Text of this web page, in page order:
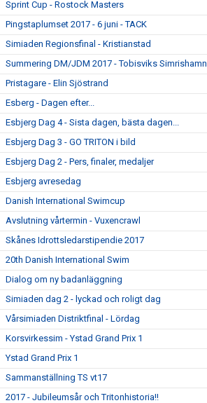
Sprint Cup - Rostock Masters
Pingstaplumset 2017 - 6 juni - TACK
Simiaden Regionsfinal - Kristianstad
Summering DM/JDM 2017 - Tobisviks Simrishamn
Pristagare - Elin Sjöstrand
Esberg - Dagen efter...
Esbjerg Dag 4 - Sista dagen, bästa dagen...
Esbjerg Dag 3 - GO TRITON i bild
Esbjerg Dag 2 - Pers, finaler, medaljer
Esbjerg avresedag
Danish International Swimcup
Avslutning vårtermin - Vuxencrawl
Skånes Idrottsledarstipendie 2017
20th Danish International Swim
Dialog om ny badanläggning
Simiaden dag 2 - lyckad och roligt dag
Vårsimiaden Distriktfinal - Lördag
Korsvirkessim - Ystad Grand Prix 1
Ystad Grand Prix 1
Sammanställning TS vt17
2017 - Jubileumsår och Tritonhistoria!!